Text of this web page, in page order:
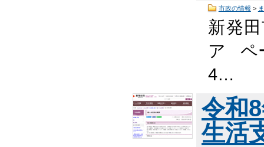
市政の情報 >
新発
ア ペ
4…
令和
生活